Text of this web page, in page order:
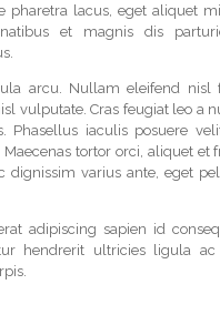
pharetra lacus, eget aliquet
et magnis dis
arcu. Nullam eleifend nisl
vulputate. Cras feugiat leo a
Phasellus iaculis posuere
Maecenas tortor orci, aliquet et
dignissim varius ante, eget
adipiscing sapien id
hendrerit ultricies ligula ac